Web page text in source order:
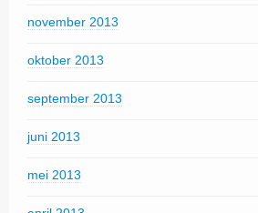
november 2013
oktober 2013
september 2013
juni 2013
mei 2013